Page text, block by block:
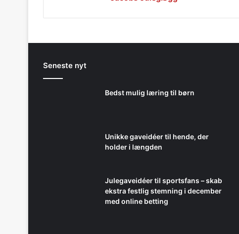
Seneste nyt
Bedst mulig læring til børn
Unikke gaveidéer til hende, der
holder i længden
Julegaveidéer til sportsfans – skab
ekstra festlig stemning i december
med online betting